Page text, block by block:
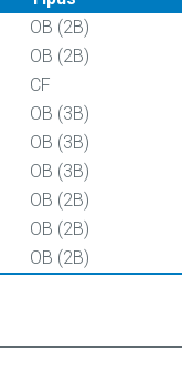
OB (2B)
OB (2B)
CF
OB (3B)
OB (3B)
OB (3B)
OB (2B)
OB (2B)
OB (2B)